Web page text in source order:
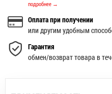
подробнее →
Оплата при получении
или другим удобным
Гарантия
обмен/возврат товара в